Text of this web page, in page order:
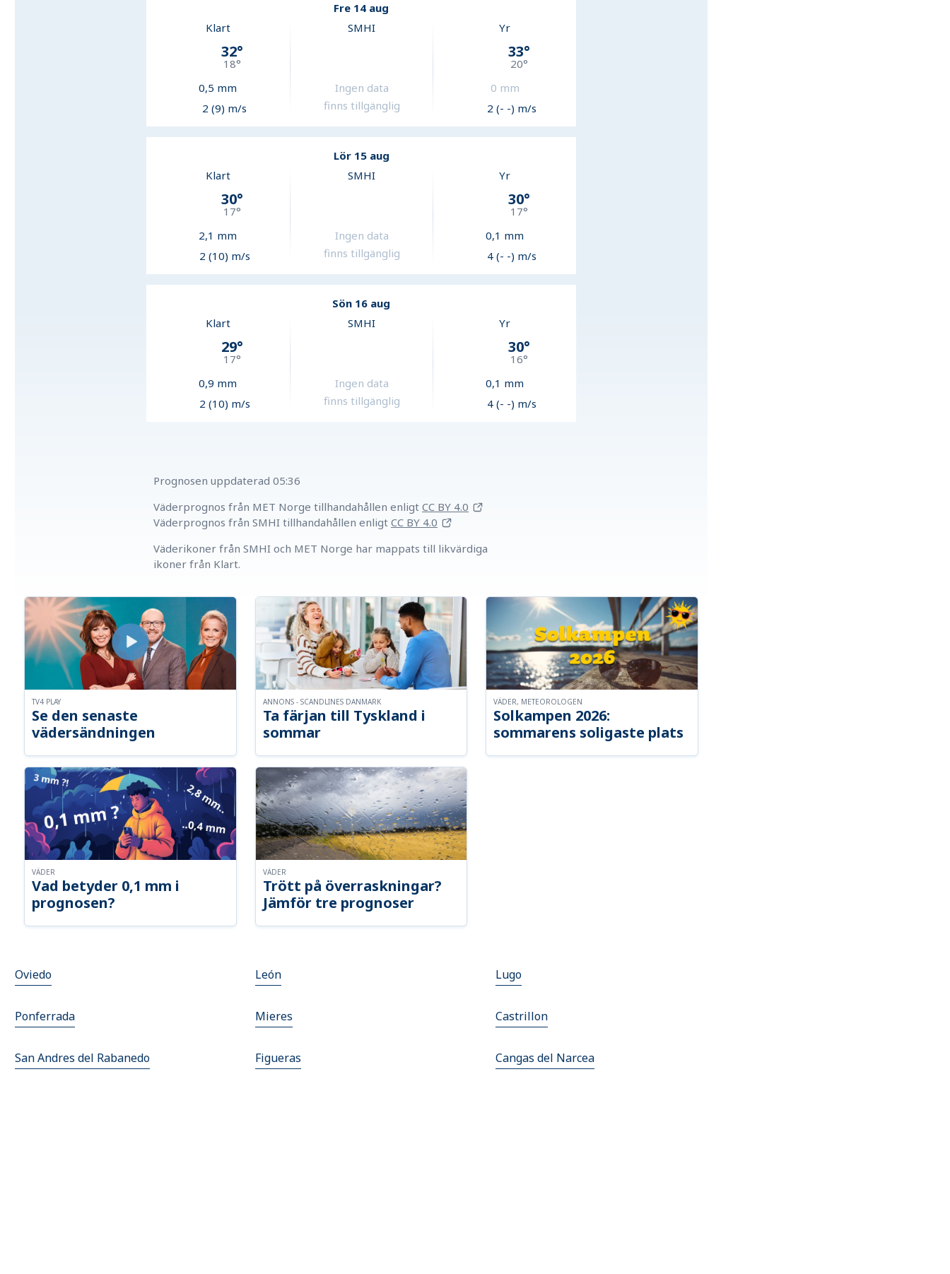
Fre 14 aug
Klart
32°
18°
0,5 mm
2 (9) m/s
SMHI
Ingen data
finns tillgänglig
Yr
33°
20°
0 mm
2 (- -) m/s
Lör 15 aug
Klart
30°
17°
2,1 mm
2 (10) m/s
SMHI
Ingen data
finns tillgänglig
Yr
30°
17°
0,1 mm
4 (- -) m/s
Sön 16 aug
Klart
29°
17°
0,9 mm
2 (10) m/s
SMHI
Ingen data
finns tillgänglig
Yr
30°
16°
0,1 mm
4 (- -) m/s
Prognosen uppdaterad 05:36
Väderprognos från MET Norge tillhandahållen enligt CC BY 4.0
Väderprognos från SMHI tillhandahållen enligt CC BY 4.0
Väderikoner från SMHI och MET Norge har mappats till likvärdiga
ikoner från Klart.
Se den senaste
vädersändningen
TV4 PLAY
Ta färjan till Tyskland i
sommar
ANNONS - SCANDLINES DANMARK
Solkampen 2026:
sommarens soligaste plats
VÄDER, METEOROLOGEN
Vad betyder 0,1 mm i
prognosen?
VÄDER
Trött på överraskningar?
Jämför tre prognoser
VÄDER
Oviedo León Lugo
Ponferrada Mieres Castrillon
San Andres del Rabanedo Figueras Cangas del Narcea